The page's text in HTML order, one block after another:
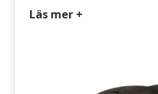
utomhuskonstruktioner.
Läs mer +